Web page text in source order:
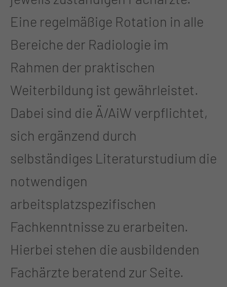
Eine regelmäßige Rotation in alle
Bereiche der Radiologie im
Rahmen der praktischen
Weiterbildung ist gewährleistet.
Dabei sind die Ä/AiW verpflichtet,
sich ergänzend durch
selbständiges Literaturstudium die
notwendigen
arbeitsplatzspezifischen
Fachkenntnisse zu erarbeiten.
Hierbei stehen die ausbildenden
Fachärzte beratend zur Seite.